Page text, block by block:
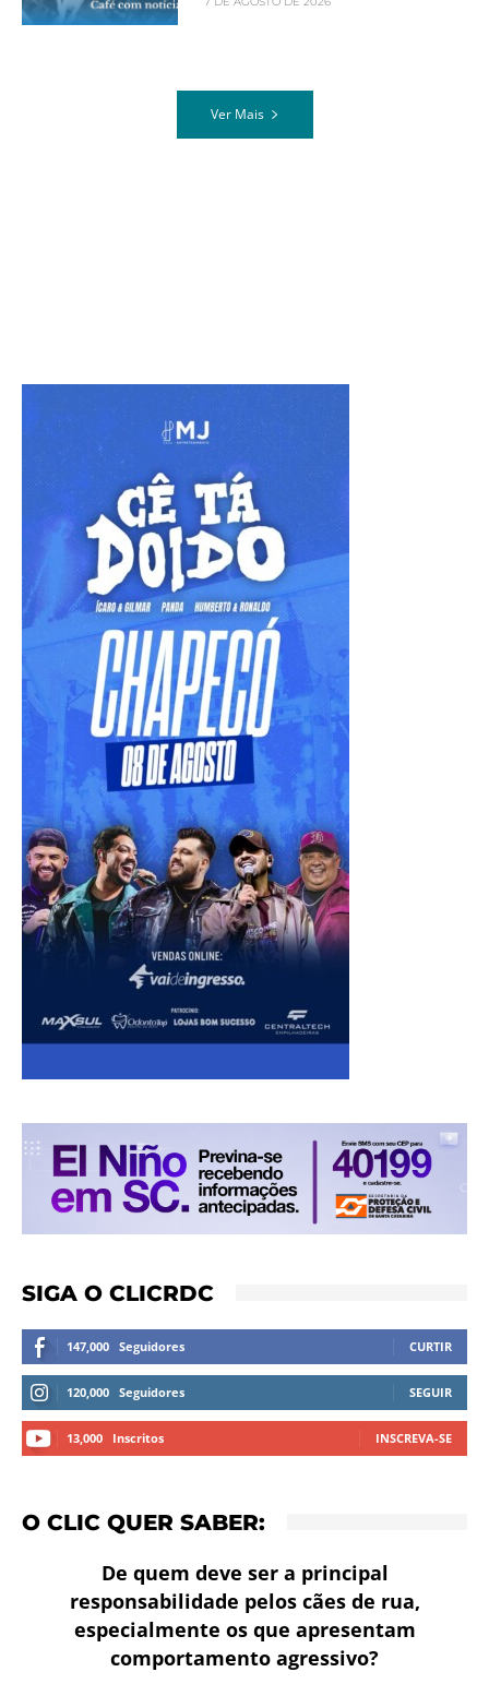
Ver Mais
SIGA O CLICRDC
147,000 Seguidores CURTIR
120,000 Seguidores SEGUIR
13,000 Inscritos INSCREVA-SE
O CLIC QUER SABER:
De quem deve ser a principal
responsabilidade pelos cães de rua,
especialmente os que apresentam
comportamento agressivo?